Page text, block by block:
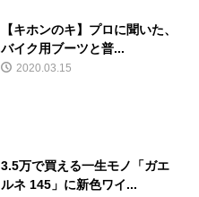
【キホンのキ】プロに聞いた、
バイク用ブーツと普...
2020.03.15
3.5万で買える一生モノ「ガエ
ルネ 145」に新色ワイ...